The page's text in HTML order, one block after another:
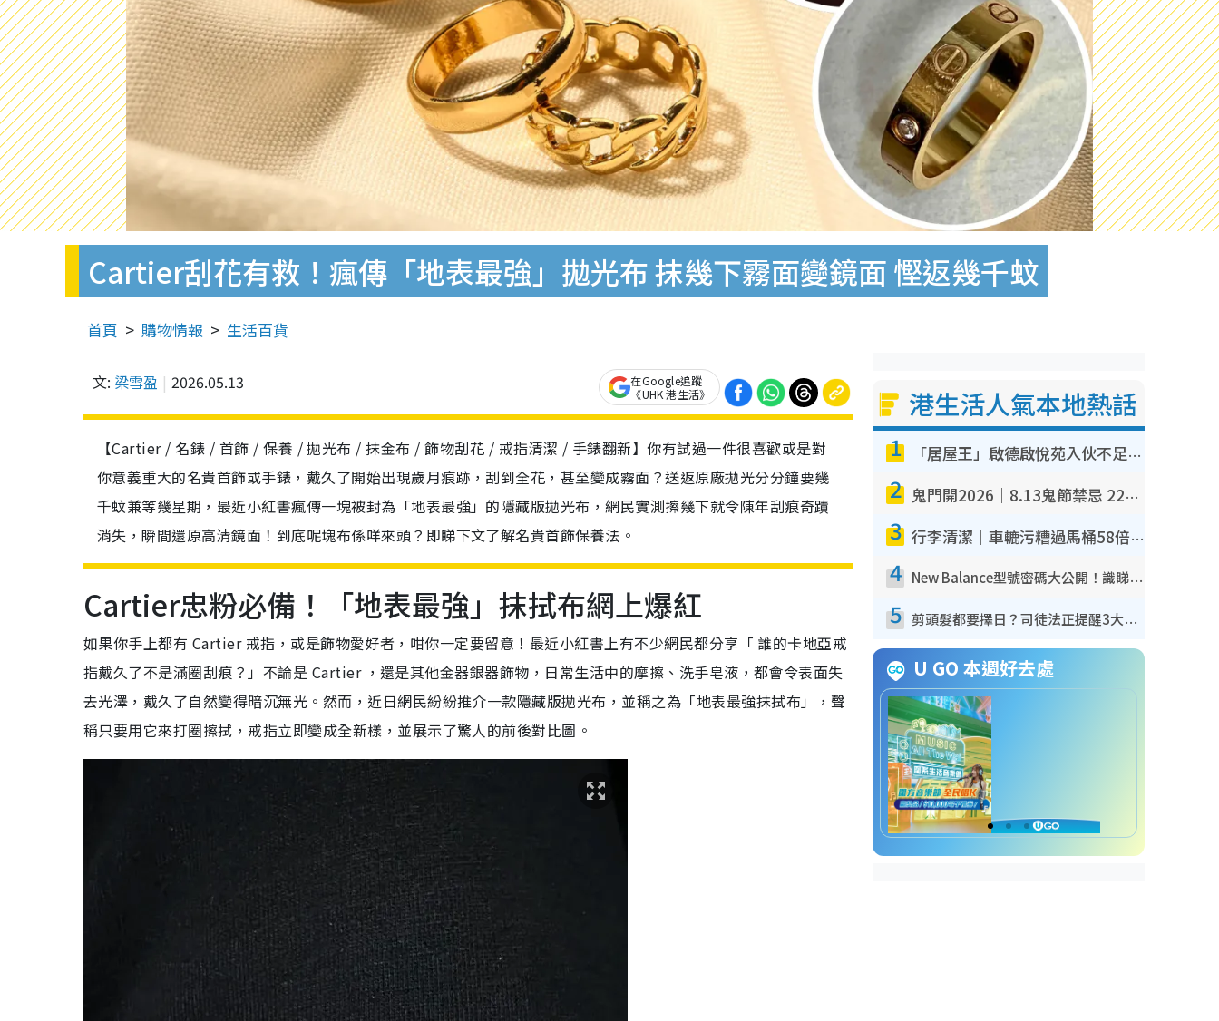
Cartier刮花有救！瘋傳「地表最強」拋光布 抹幾下霧面變鏡面 慳返幾千蚊
首頁 購物情報 生活百貨
文: 梁雪盈 2026.05.13
在Google追蹤
《UHK 港生活》
【Cartier / 名錶 / 首飾 / 保養 / 拋光布 / 抹金布 / 飾物刮花 / 戒指清潔 / 手錶翻新】你有試過一件很喜歡或是對
你意義重大的名貴首飾或手錶，戴久了開始出現歲月痕跡，刮到全花，甚至變成霧面？送返原廠拋光分分鐘要幾
千蚊兼等幾星期，最近小紅書瘋傳一塊被封為「地表最強」的隱藏版拋光布，網民實測擦幾下就令陳年刮痕奇蹟
消失，瞬間還原高清鏡面！到底呢塊布係咩來頭？即睇下文了解名貴首飾保養法。
Cartier忠粉必備！「地表最強」抹拭布網上爆紅
如果你手上都有 Cartier 戒指，或是飾物愛好者，咁你一定要留意！最近小紅書上有不少網民都分享「 誰的卡地亞戒
指戴久了不是滿圈刮痕？」不論是 Cartier ，還是其他金器銀器飾物，日常生活中的摩擦、洗手皂液，都會令表面失
去光澤，戴久了自然變得暗沉無光。然而，近日網民紛紛推介一款隱藏版拋光布，並稱之為「地表最強抹拭布」，聲
稱只要用它來打圈擦拭，戒指立即變成全新樣，並展示了驚人的前後對比圖。
港生活人氣本地熱話
1 「居屋王」啟德啟悅苑入伙不足一年淪甩漏之王！插頭噴火花致大停電 多戶業主全屋家電報銷
2 鬼門開2026｜8.13鬼節禁忌 22件事唔做得！燒肉、刺身要少食？半夜勿吹口哨/打呢個電話
3 行李清潔｜車轆污糟過馬桶58倍！專家警告忌用酒精抹 教1招免污手除菌
4 New Balance型號密碼大公開！識睇2個數字買鞋秒知功能免中伏 附5大熱門鞋款
5 剪頭髮都要擇日？司徒法正提醒3大禁忌日子 隨時剪走財運！呢日剪髮恐「剪壽命」？
U GO 本週好去處